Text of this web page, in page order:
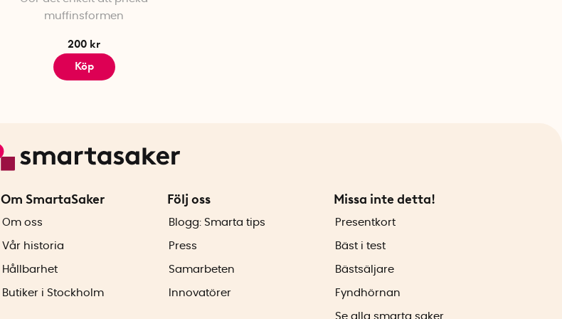
muffinsformen
200 kr
Köp
Om SmartaSaker
Om oss
Vår historia
Hållbarhet
Butiker i Stockholm
Följ oss
Blogg: Smarta tips
Press
Samarbeten
Innovatörer
Missa inte detta!
Presentkort
Bäst i test
Bästsäljare
Fyndhörnan
Se alla smarta saker